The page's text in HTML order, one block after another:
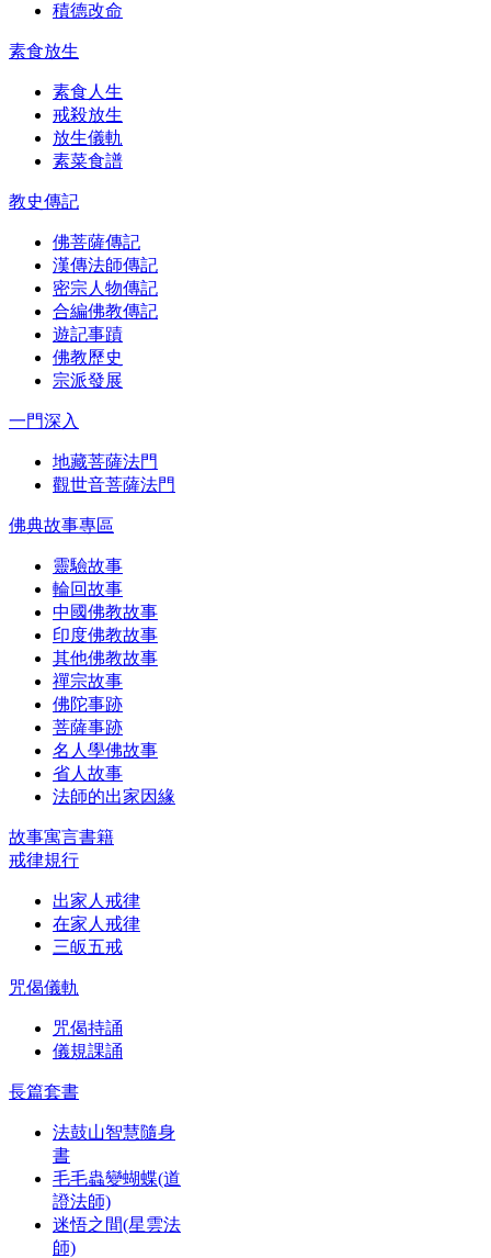
積德改命
素食放生
素食人生
戒殺放生
放生儀軌
素菜食譜
教史傳記
佛菩薩傳記
漢傳法師傳記
密宗人物傳記
合編佛教傳記
遊記事蹟
佛教歷史
宗派發展
一門深入
地藏菩薩法門
觀世音菩薩法門
佛典故事專區
靈驗故事
輪回故事
中國佛教故事
印度佛教故事
其他佛教故事
禪宗故事
佛陀事跡
菩薩事跡
名人學佛故事
省人故事
法師的出家因緣
故事寓言書籍
戒律規行
出家人戒律
在家人戒律
三皈五戒
咒偈儀軌
咒偈持誦
儀規課誦
長篇套書
法鼓山智慧隨身
書
毛毛蟲變蝴蝶(道
證法師)
迷悟之間(星雲法
師)